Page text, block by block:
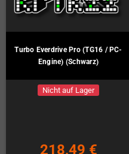
Turbo Everdrive Pro (TG16 / PC-
Engine) (Schwarz)
Nicht auf Lager
218,49 €